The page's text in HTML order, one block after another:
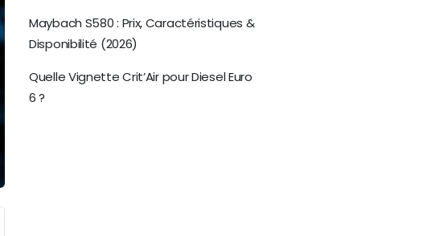
Maybach S580 : Prix, Caractéristiques &
Disponibilité (2026)
Quelle Vignette Crit’Air pour Diesel Euro
6 ?